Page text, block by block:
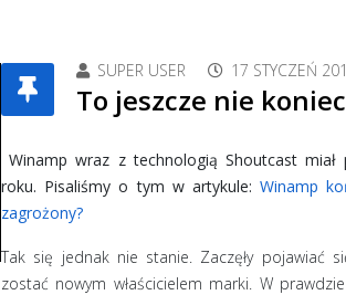
SUPER USER 17 STYCZEŃ
To jeszcze nie
Winamp wraz z technologią Shoutcast
roku. Pisaliśmy o tym w artykule:Winamp
zagrożony?
Tak się jednak nie stanie. Zaczęły pojawiać
zostać nowym właścicielem marki. W